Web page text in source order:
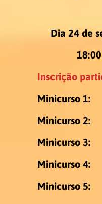
Dia 24 de
Inscrição
Minicurso 1:
Minicurso 2:
Minicurso 3:
Minicurso 4:
Minicurso 5: